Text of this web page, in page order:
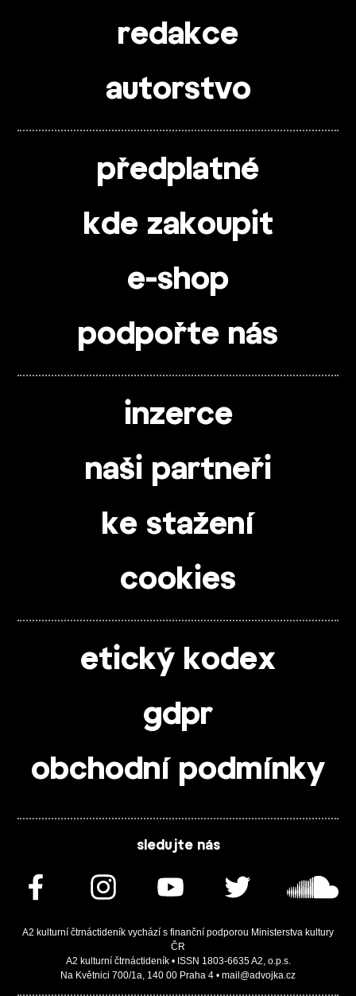
redakce
autorstvo
předplatné
kde zakoupit
e-shop
podpořte nás
inzerce
naši partneři
ke stažení
cookies
etický kodex
gdpr
obchodní podmínky
sledujte nás
A2 kulturní čtrnáctideník vychází s finanční podporou Ministerstva kultury
ČR
A2 kulturní čtrnáctideník • ISSN 1803-6635 A2, o.p.s.
Na Květnici 700/1a, 140 00 Praha 4 • mail@advojka.cz